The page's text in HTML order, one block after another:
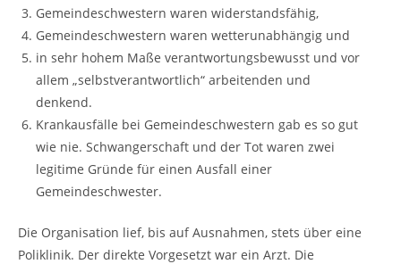
Gemeindeschwestern waren widerstandsfähig,
Gemeindeschwestern waren wetterunabhängig und
in sehr hohem Maße verantwortungsbewusst und vor
allem „selbstverantwortlich“ arbeitenden und
denkend.
Krankausfälle bei Gemeindeschwestern gab es so gut
wie nie. Schwangerschaft und der Tot waren zwei
legitime Gründe für einen Ausfall einer
Gemeindeschwester.
Die Organisation lief, bis auf Ausnahmen, stets über eine
Poliklinik. Der direkte Vorgesetzt war ein Arzt. Die